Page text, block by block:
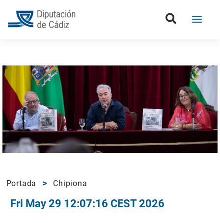
Portada Chipiona
Fri May 29 12:07:16 CEST 2026